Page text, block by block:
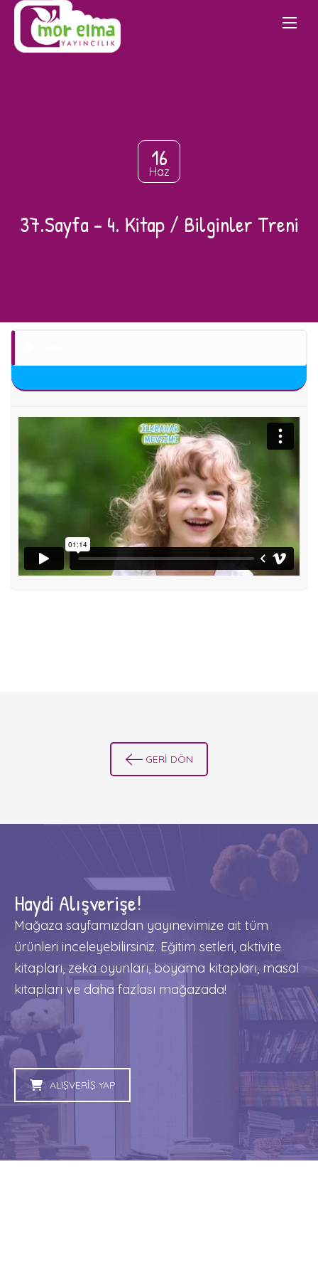
16
Haz
37.Sayfa – 4. Kitap / Bilginler Treni
GERİ DÖN
Haydi Alışverişe!
Mağaza sayfamızdan yayınevimize ait tüm
ürünleri inceleyebilirsiniz. Eğitim setleri, aktivite
kitapları, zeka oyunları, boyama kitapları, masal
kitapları ve daha fazlası mağazada!
ALIŞVERİŞ YAP